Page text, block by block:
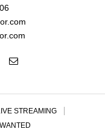
STREAMING
WANTED